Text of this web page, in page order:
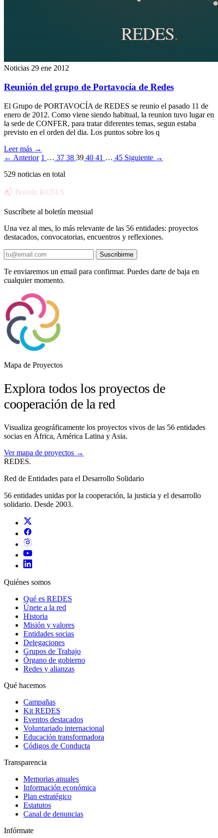
Noticias 29 ene 2012
Reunión del grupo de Portavocía de Redes
El Grupo de PORTAVOCÍA de REDES se reunio el pasado 11 de
enero de 2012. Como viene siendo habitual, la reunion tuvo lugar en
la sede de CONFER, para tratar diferentes temas, segun estaba
previsto en el orden del dia. Los puntos sobre los q
Leer más →
← Anterior 1 … 37 38 39 40 41 … 45 Siguiente →
529 noticias en total
📬 Boletín REDES
Suscríbete al boletín mensual
Una vez al mes, lo más relevante de las 56 entidades: proyectos
destacados, convocatorias, encuentros y reflexiones.
Suscribirme
Te enviaremos un email para confirmar. Puedes darte de baja en
cualquier momento.
Mapa de Proyectos
Explora todos los proyectos de
cooperación de la red
Visualiza geográficamente los proyectos vivos de las 56 entidades
socias en África, América Latina y Asia.
Ver mapa de proyectos →
REDES.
Red de Entidades para el Desarrollo Solidario
56 entidades unidas por la cooperación, la justicia y el desarrollo
solidario. Desde 2003.
Quiénes somos
Qué es REDES
Únete a la red
Historia
Misión y valores
Entidades socias
Delegaciones
Grupos de Trabajo
Órgano de gobierno
Redes y alianzas
Qué hacemos
Campañas
Kit REDES
Eventos destacados
Voluntariado internacional
Educación transformadora
Códigos de Conducta
Transparencia
Memorias anuales
Información económica
Plan estratégico
Estatutos
Canal de denuncias
Infórmate